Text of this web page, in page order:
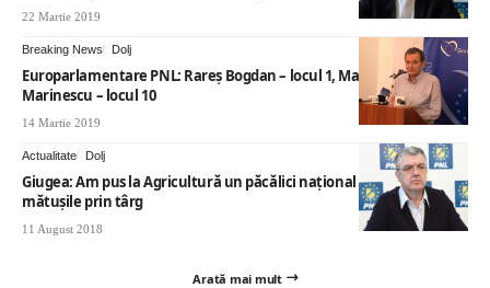
22 Martie 2019
Breaking News Dolj
Europarlamentare PNL: Rareş Bogdan – locul 1, Marian Jean
Marinescu – locul 10
14 Martie 2019
Actualitate Dolj
Giugea: Am pus la Agricultură un păcălici național care pupă toate
mătușile prin târg
11 August 2018
Arată mai mult